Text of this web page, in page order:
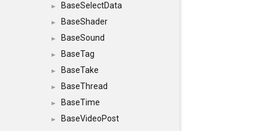
► BaseSelectData
► BaseShader
► BaseSound
► BaseTag
► BaseTake
► BaseThread
► BaseTime
►
BaseVideoPost